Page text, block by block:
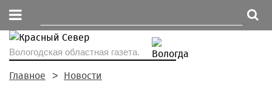
Вологодская областная газета.
Главное Новости